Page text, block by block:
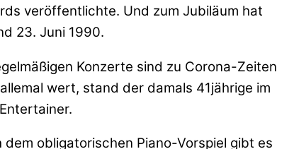
veröffentlichte. Und zum Jubiläum hat
23. Juni 1990.
Konzerte sind zu Corona-Zeiten
wert, stand der damals 41jährige im
obligatorischen Piano-Vorspiel gibt es